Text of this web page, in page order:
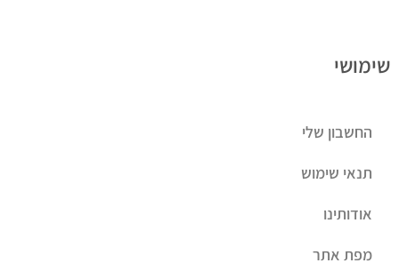
שימושי
החשבון שלי
תנאי שימוש
אודותינו
מפת אתר